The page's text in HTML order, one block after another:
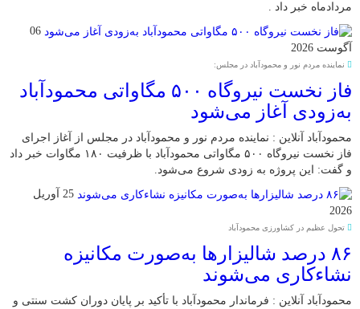
مردادماه خبر داد .
06
آگوست 2026
نماینده مردم نور و محمودآباد در مجلس:
فاز نخست نیروگاه ۵۰۰ مگاواتی محمودآباد
به‌زودی آغاز می‌شود
محمودآباد آنلاین : نماینده مردم نور و محمودآباد در مجلس از آغاز اجرای
فاز نخست نیروگاه ۵۰۰ مگاواتی محمودآباد با ظرفیت ۱۸۰ مگاوات خبر داد
و گفت: این پروژه به زودی شروع می‌شود.
25 آوریل
2026
تحول عظیم در کشاورزی محمودآباد
۸۶ درصد شالیزارها به‌صورت مکانیزه
نشاءکاری می‌شوند
محمودآباد آنلاین : فرماندار محمودآباد با تأکید بر پایان دوران کشت سنتی و